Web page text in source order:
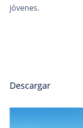
jóvenes.
Descargar